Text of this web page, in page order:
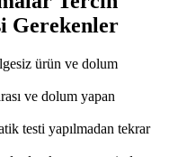
Gerekenler
ürün ve dolum
ve dolum yapan
testi yapılmadan tekrar